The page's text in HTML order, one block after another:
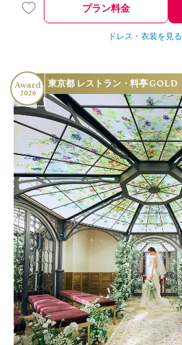
きなのかなと、とても伝わってきました！
プラン料金
ドレス・衣装を見る
Award
2026
東京都 レストラン・料亭GOLD